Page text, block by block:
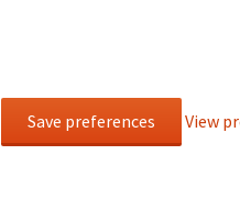
Save preferences View